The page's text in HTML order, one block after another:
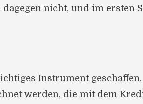
nicht, und im ersten
Instrument
werden, die mit dem